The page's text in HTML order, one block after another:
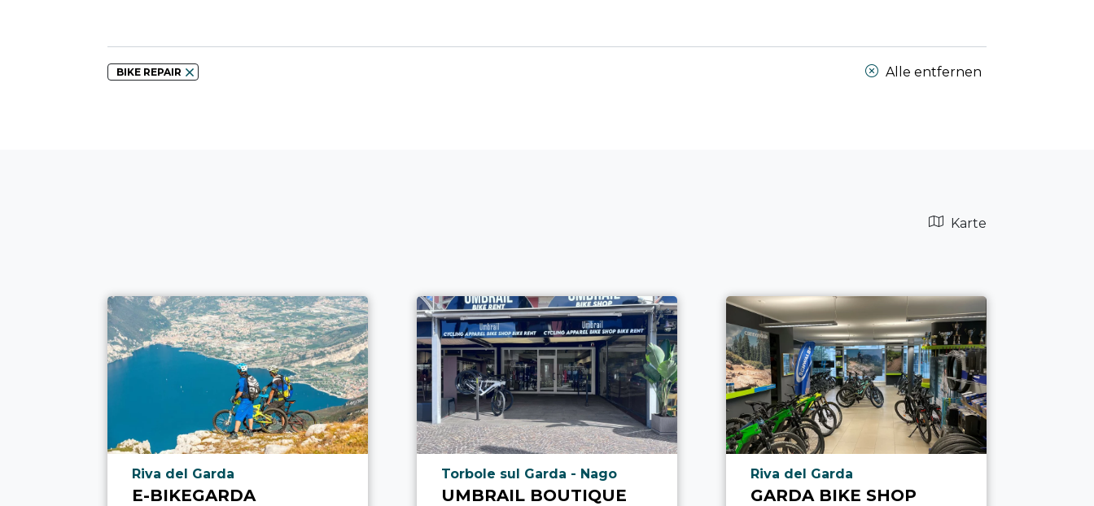
Alle entfernen
BIKE REPAIR
Karte
aria.poi_location_prefix
Riva del Garda
E-BIKEGARDA
aria.poi_location_prefix
Torbole sul Garda - Nago
UMBRAIL BOUTIQUE
aria.poi_location_prefix
Riva del Garda
GARDA BIKE SHOP